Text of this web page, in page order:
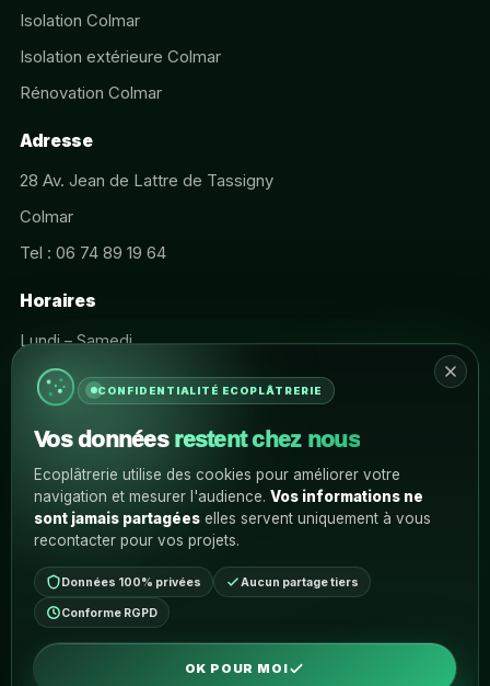
CONFIDENTIALITÉ ECOPLÂTRERIE
Vos données restent chez nous
Ecoplâtrerie utilise des cookies pour améliorer votre
navigation et mesurer l'audience. Vos informations ne
sont jamais partagées elles servent uniquement à vous
recontacter pour vos projets.
Données 100% privées Aucun partage tiers
Conforme RGPD
OK POUR MOI
Isolation Colmar
Isolation extérieure Colmar
Rénovation Colmar
Adresse
28 Av. Jean de Lattre de Tassigny
Colmar
Tel : 06 74 89 19 64
Horaires
Lundi – Samedi
07:00 – 21:00
INFORMATIONS
Un projet en tête ?
Parlons de votre rénovation et donnons une vraie
direction à votre futur intérieur.
DEMANDER UN DEVIS
MENTIONS LÉGALES